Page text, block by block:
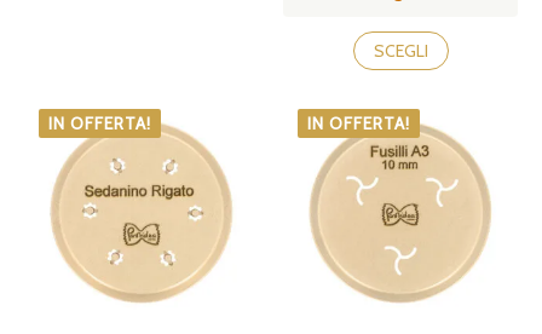
scelte
nella
pagina
del
prodotto
SCEGLI
prodotto
ha
varianti.
Le
opzioni
possono
essere
scelte
nella
pagina
del
IN OFFERTA! IN OFFERTA!